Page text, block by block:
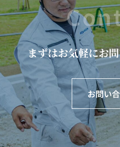
まずはお気軽にお
お問い